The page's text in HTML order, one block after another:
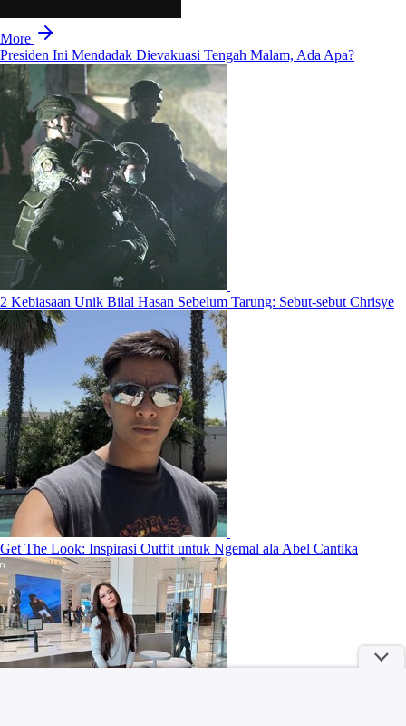
More
Presiden Ini Mendadak Dievakuasi Tengah Malam, Ada Apa?
2 Kebiasaan Unik Bilal Hasan Sebelum Tarung: Sebut-sebut Chrisye
Get The Look: Inspirasi Outfit untuk Ngemal ala Abel Cantika